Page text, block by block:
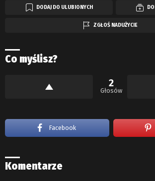
DODAJ DO ULUBIONYCH
ZGŁOŚ NADUŻYCIE
Co myślisz?
2
Głosów
Facebook
Komentarze